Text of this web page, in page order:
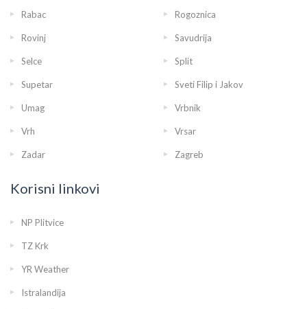
Rabac Rogoznica
Rovinj Savudrija
Selce Split
Supetar Sveti Filip i Jakov
Umag Vrbnik
Vrh Vrsar
Zadar Zagreb
Korisni linkovi
NP Plitvice
TZ Krk
YR Weather
Istralandija